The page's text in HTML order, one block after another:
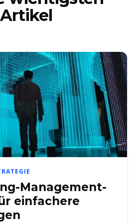
Artikel
Management-
einfachere